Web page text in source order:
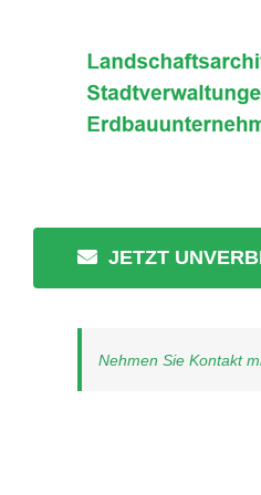
JETZT
Nehmen Sie Kontakt